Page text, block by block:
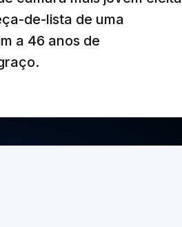
de-lista de uma
a 46 anos de